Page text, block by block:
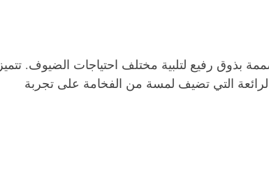
بذوق رفيع لتلبية مختلف احتياجات الضيوف. تتميز
التي تضيف لمسة من الفخامة على تجربة